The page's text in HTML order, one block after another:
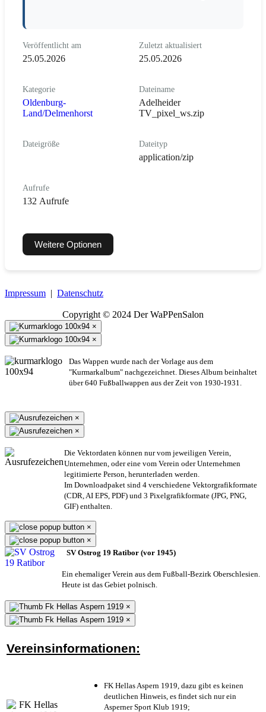
Veröffentlicht am
25.05.2026
Zuletzt aktualisiert
25.05.2026
Kategorie
Oldenburg-
Land/Delmenhorst
Dateiname
Adelheider
TV_pixel_ws.zip
Dateigröße Dateityp
application/zip
Aufrufe
132 Aufrufe
Weitere Optionen
Impressum | Datenschutz
Copyright © 2024 Der WaPPenSalon
×
×
Das Wappen wurde nach der Vorlage aus dem
"Kurmarkalbum" nachgezeichnet. Dieses Album beinhaltet
über 640 Fußballwappen aus der Zeit von 1930-1931.
×
×
Die Vektordaten können nur vom jeweiligen Verein,
Unternehmen, oder eine vom Verein oder Unternehmen
legitimierte Person, herunterladen werden.
Im Downloadpaket sind 4 verschiedene Vektorgrafikformate
(CDR, AI EPS, PDF) und 3 Pixelgrafikformate (JPG, PNG,
GIF) enthalten.
×
×
SV Ostrog 19 Ratibor (vor 1945)
Ein ehemaliger Verein aus dem Fußball-Bezirk Oberschlesien.
Heute ist das Gebiet polnisch.
×
×
Vereinsinformationen:
FK Hellas Aspern 1919, dazu gibt es keinen
deutlichen Hinweis, es findet sich nur ein
Asperner Sport Klub 1919;